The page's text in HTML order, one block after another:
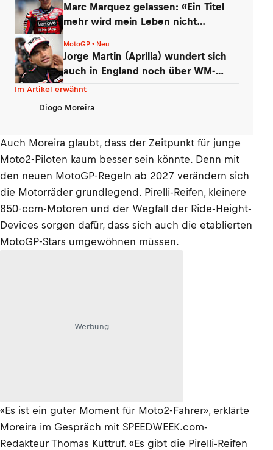
Marc Marquez gelassen: «Ein Titel
mehr wird mein Leben nicht
MotoGP • Neu
Jorge Martin (Aprilia) wundert sich
auch in England noch über WM-
Führung
Im Artikel erwähnt
Diogo Moreira
Auch Moreira glaubt, dass der Zeitpunkt für junge
Moto2-Piloten kaum besser sein könnte. Denn mit
den neuen MotoGP-Regeln ab 2027 verändern sich
die Motorräder grundlegend. Pirelli-Reifen, kleinere
850-ccm-Motoren und der Wegfall der Ride-Height-
Devices sorgen dafür, dass sich auch die etablierten
MotoGP-Stars umgewöhnen müssen.
Werbung
«Es ist ein guter Moment für Moto2-Fahrer», erklärte
Moreira im Gespräch mit SPEEDWEEK.com-
Redakteur Thomas Kuttruf. «Es gibt die Pirelli-Reifen